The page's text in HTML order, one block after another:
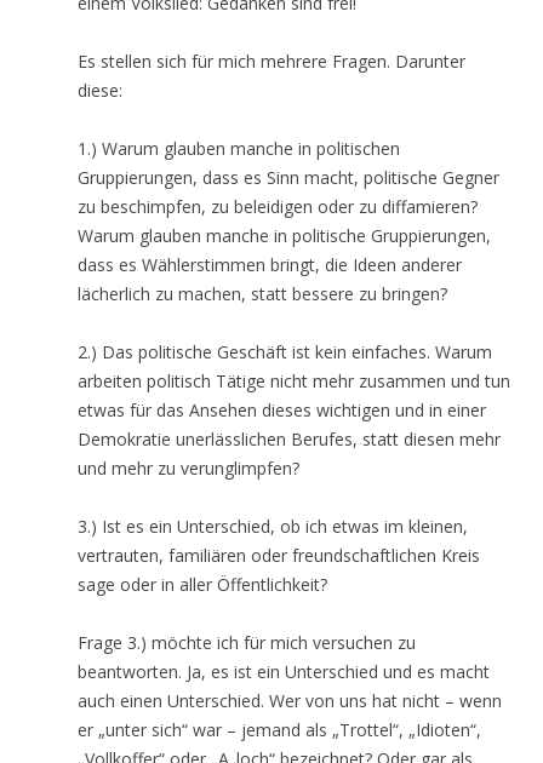
Es stellen sich für mich mehrere Fragen. Darunter
diese:
1.) Warum glauben manche in politischen
Gruppierungen, dass es Sinn macht, politische Gegner
zu beschimpfen, zu beleidigen oder zu diffamieren?
Warum glauben manche in politische Gruppierungen,
dass es Wählerstimmen bringt, die Ideen anderer
lächerlich zu machen, statt bessere zu bringen?
2.) Das politische Geschäft ist kein einfaches. Warum
arbeiten politisch Tätige nicht mehr zusammen und tun
etwas für das Ansehen dieses wichtigen und in einer
Demokratie unerlässlichen Berufes, statt diesen mehr
und mehr zu verunglimpfen?
3.) Ist es ein Unterschied, ob ich etwas im kleinen,
vertrauten, familiären oder freundschaftlichen Kreis
sage oder in aller Öffentlichkeit?
Frage 3.) möchte ich für mich versuchen zu
beantworten. Ja, es ist ein Unterschied und es macht
auch einen Unterschied. Wer von uns hat nicht – wenn
er „unter sich“ war – jemand als „Trottel“, „Idioten“,